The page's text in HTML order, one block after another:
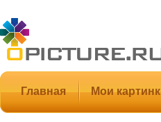
Главная Мои